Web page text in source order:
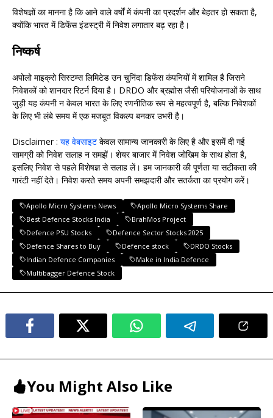
विशेषज्ञों का मानना है कि आने वाले वर्षों में कंपनी का प्रदर्शन और बेहतर हो सकता है,
क्योंकि भारत में डिफेंस इंडस्ट्री में निवेश लगातार बढ़ रहा है।
निष्कर्ष
अपोलो माइक्रो सिस्टम्स लिमिटेड उन चुनिंदा डिफेंस कंपनियों में शामिल है जिसने
निवेशकों को शानदार रिटर्न दिया है। DRDO और ब्रह्मोस जैसी परियोजनाओं के साथ
जुड़ी यह कंपनी न केवल भारत के लिए रणनीतिक रूप से महत्वपूर्ण है, बल्कि निवेशकों
के लिए भी लंबे समय में एक मजबूत विकल्प बनकर उभरी है।
Disclaimer : यह वेबसाइट केवल सामान्य जानकारी के लिए है और इसमें दी गई
सामग्री को निवेश सलाह न समझें। शेयर बाजार में निवेश जोखिम के साथ होता है,
इसलिए निवेश से पहले विशेषज्ञ से सलाह लें। हम जानकारी की पूर्णता या सटीकता की
गारंटी नहीं देते। निवेश करते समय अपनी समझदारी और सतर्कता का प्रयोग करें।
Apollo Micro Systems News
Apollo Micro Systems Share
Best Defence Stocks India
BrahMos Project
Defence PSU Stocks
Defence Sector Stocks 2025
Defence Shares to Buy
Defence stock
DRDO Stocks
Indian Defence Companies
Make in India Defence
Multibagger Defence Stock
You Might Also Like